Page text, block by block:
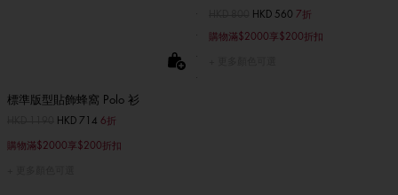
標準版型貼飾蜂窩 Polo 衫
至HKD 714 6折
購物滿$2000享$200折扣
價格扣減從至HKD 560 7折
購物滿$2000享$200折扣